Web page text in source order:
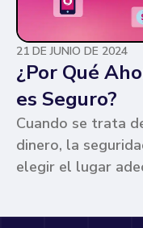
21 DE JUNIO DE 2024
¿Por Qué
es Seguro?
Cuando se trata
dinero, la
elegir el lugar